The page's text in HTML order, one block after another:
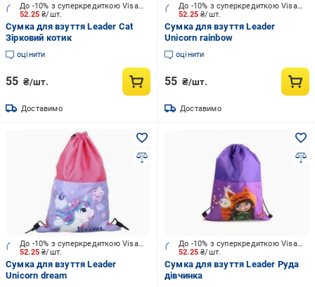
52.25₴/шт.
До -10% з суперкредиткою Visa Вигода
Сумка для взуття Leader Cat
Зірковий котик
оцінити
55 ₴/шт.
Доставимо
52.25₴/шт.
До -10% з суперкредиткою Visa Вигода
Сумка для взуття Leader
Unicorn rainbow
оцінити
55 ₴/шт.
Доставимо
52.25₴/шт.
До -10% з суперкредиткою Visa Вигода
Сумка для взуття Leader
Unicorn dream
52.25₴/шт.
До -10% з суперкредиткою Visa Вигода
Сумка для взуття Leader Руда
дівчинка